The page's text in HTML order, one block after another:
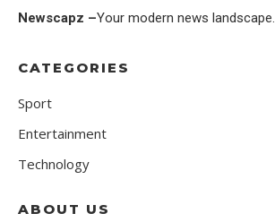
Newscapz –Your modern news landscape.
CATEGORIES
Sport
Entertainment
Technology
ABOUT US